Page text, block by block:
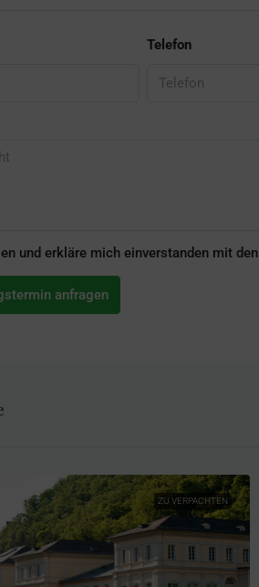
Telefon
und erkläre mich einverstanden mit den
anfragen
ZU VERPACHTEN